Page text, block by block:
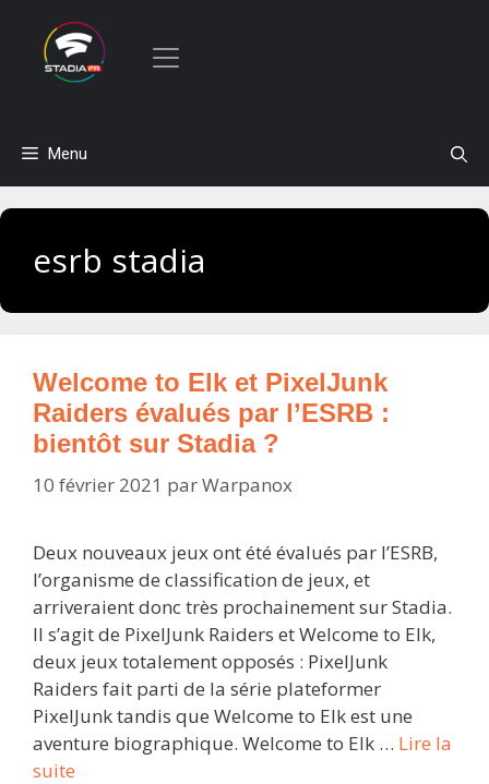
contenu
Menu
esrb stadia
Welcome to Elk et PixelJunk
Raiders évalués par l’ESRB :
bientôt sur Stadia ?
10 février 2021 parWarpanox
Deux nouveaux jeux ont été évalués par l’ESRB,
l’organisme de classification de jeux, et
arriveraient donc très prochainement sur Stadia.
Il s’agit de PixelJunk Raiders et Welcome to Elk,
deux jeux totalement opposés : PixelJunk
Raiders fait parti de la série plateformer
PixelJunk tandis que Welcome to Elk est une
aventure biographique. Welcome to Elk … Lire la
suite